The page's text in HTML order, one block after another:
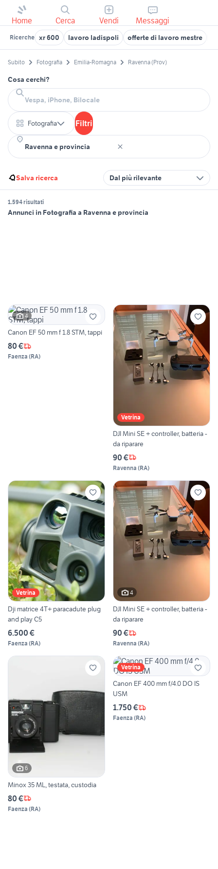
Home Cerca Vendi Messaggi
Ricerche xr 600 lavoro ladispoli offerte di lavoro mestre
Subito Fotografia Emilia-Romagna Ravenna (Prov)
Cosa cerchi?
Fotografia Filtri
Salva ricerca Dal più rilevante
1.594 risultati
Annunci in Fotografia a Ravenna e provincia
4
Canon EF 50 mm f 1.8 STM, tappi
80 €
Faenza (RA)
Vetrina
DJI Mini SE + controller, batteria -
da riparare
90 €
Ravenna (RA)
Vetrina
Dji matrice 4T+ paracadute plug
and play C5
6.500 €
Faenza (RA)
4
DJI Mini SE + controller, batteria -
da riparare
90 €
Ravenna (RA)
6
Minox 35 ML, testata, custodia
80 €
Faenza (RA)
Vetrina
Canon EF 400 mm f/4.0 DO IS
USM
1.750 €
Faenza (RA)